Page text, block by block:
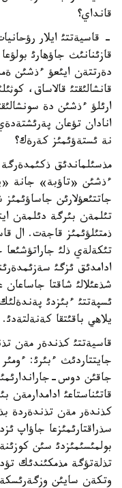
قانداي؟
- قاسيةتتئ ايلار
قازئنانئث جاؤهارئ
دةرتتةن ايئعؤ ءذشئن
قانشالئقتئ قالاساق،
ارئلؤ ءذشئن دة
انادان تؤعان
نة ئستةؤئمئز كةرةك؟
مذسئلماندئق ذكئمدةرگة
ءذشئن «تاؤبة» جانة
جاتتئعؤلارئن
تئلمةن بئرگة دئلمةن
ذمتئلؤئمئز قاجةت. ال
تئكةلةي ذلئ
ادامدئق ئزگئ
شذعئلالئ شاقتا جاساعان
ئسپةتتئ ءبئزدئ
يلاهي باقئتقا كةنةلتةدئ.
قاسيةتتئ كذندةر مةن
جايتتاردئث ءبئرئ:
جاقئن دوس-
قاتئناستاعئ ادامدارمةن
كذندةر مةن تذندةردة
سذراقتارئمئزعا جاؤاپ
بولمئسئمئزدئ سئن
تذلةتؤگة مذمكئندئك
وتكةن سايئن